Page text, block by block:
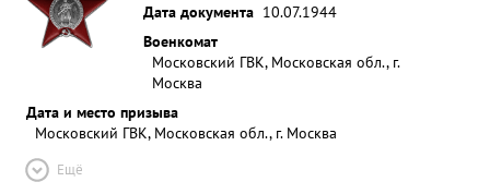
Дата документа 10.07.1944
Военкомат
Московский ГВК, Московская обл., г.
Москва
Дата и место призыва
Московский ГВК, Московская обл., г. Москва
Ещё